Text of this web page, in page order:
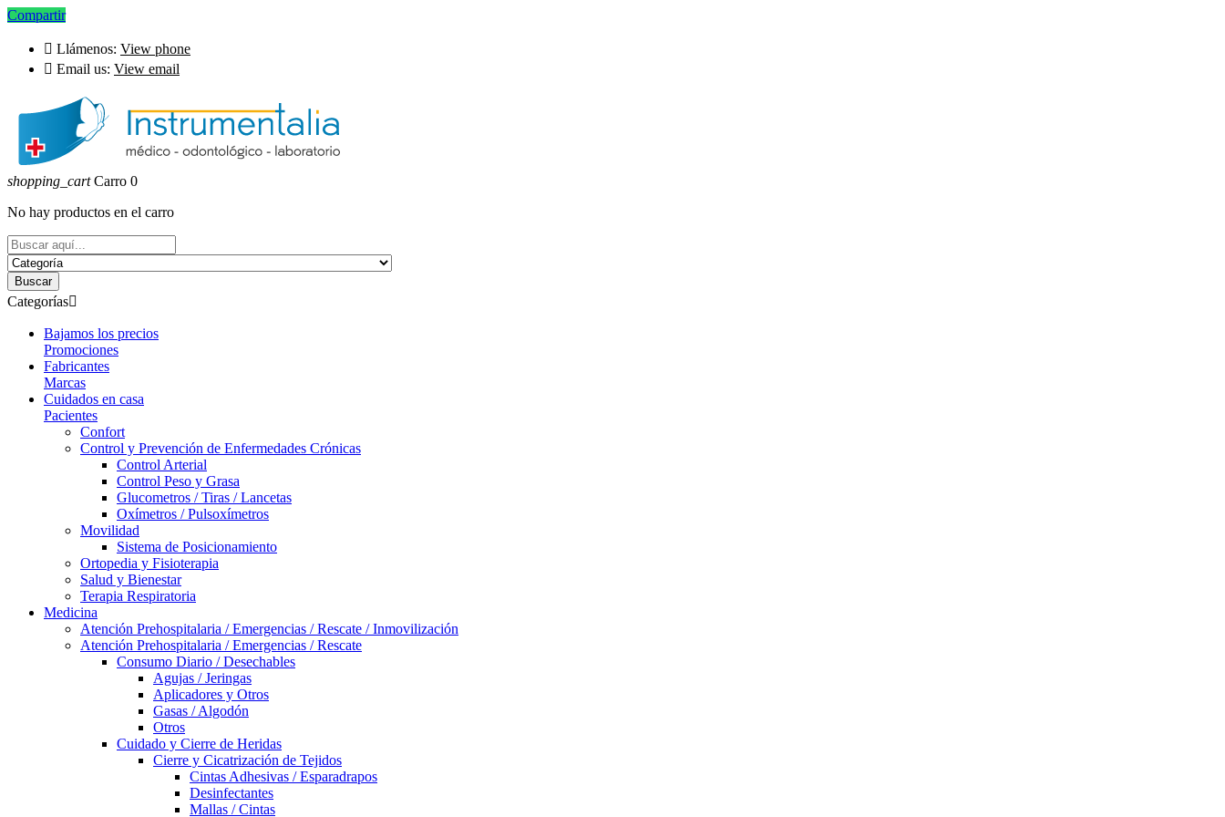
Compartir
 Llámenos: View phone
 Email us: View email
shopping_cart Carro 0
No hay productos en el carro
Buscar
Categorías
Bajamos los precios
Promociones
Fabricantes
Marcas
Cuidados en casa
Pacientes
Confort
Control y Prevención de Enfermedades Crónicas
Control Arterial
Control Peso y Grasa
Glucometros / Tiras / Lancetas
Oxímetros / Pulsoxímetros
Movilidad
Sistema de Posicionamiento
Ortopedia y Fisioterapia
Salud y Bienestar
Terapia Respiratoria
Medicina
Atención Prehospitalaria / Emergencias / Rescate / Inmovilización
Atención Prehospitalaria / Emergencias / Rescate
Consumo Diario / Desechables
Agujas / Jeringas
Aplicadores y Otros
Gasas / Algodón
Otros
Cuidado y Cierre de Heridas
Cierre y Cicatrización de Tejidos
Cintas Adhesivas / Esparadrapos
Desinfectantes
Mallas / Cintas